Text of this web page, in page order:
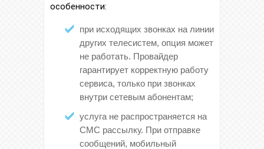
особенности:
при исходящих звонках на линии
других телесистем, опция может
не работать. Провайдер
гарантирует корректную работу
сервиса, только при звонках
внутри сетевым абонентам;
услуга не распространяется на
СМС рассылку. При отправке
сообщений, мобильный